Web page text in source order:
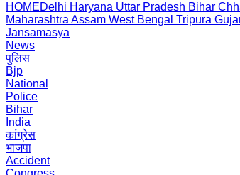
HOMEDelhi Haryana Uttar Pradesh Bihar
Maharashtra Assam West Bengal Tripura
Jansamasya
News
पुलिस
Bjp
National
Police
Bihar
India
कांग्रेस
भाजपा
Accident